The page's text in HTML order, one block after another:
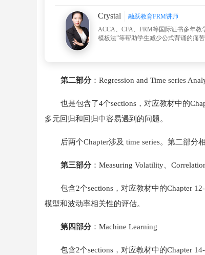
Crystal
融跃教育FRM讲师
ACCA、CFA、FRM等国际证书多年教
模板法”等帮助学生减少公式背诵的痛
第二部分：Regression and Time series
也是包含了4个sections，对应教材中的
多元回归和回归中容易遇到的问题。
后两个Chapter涉及 time series。第二部分
第三部分：Measuring Volatility、
包含2个sections，对应教材中的Chapter
模型和波动率相关性的评估。
第四部分：Machine Learning
包含2个sections，对应教材中的Chapter